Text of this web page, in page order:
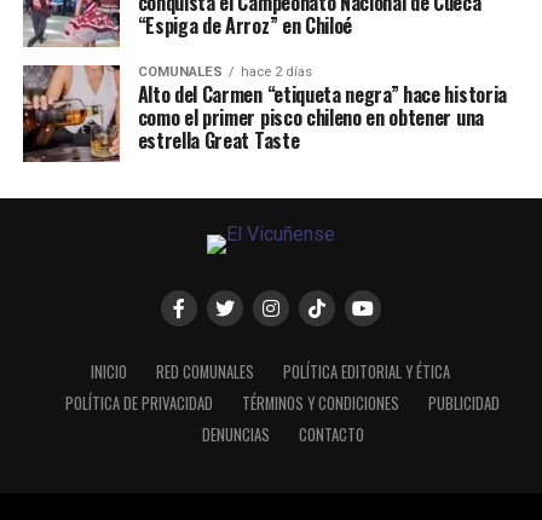
“Espiga de Arroz” en Chiloé
COMUNALES hace 2 días
Alto del Carmen “etiqueta negra” hace historia
como el primer pisco chileno en obtener una
estrella Great Taste
INICIO RED COMUNALES
POLÍTICA EDITORIAL Y ÉTICA
POLÍTICA DE PRIVACIDAD
TÉRMINOS Y CONDICIONES
PUBLICIDAD
DENUNCIAS
CONTACTO